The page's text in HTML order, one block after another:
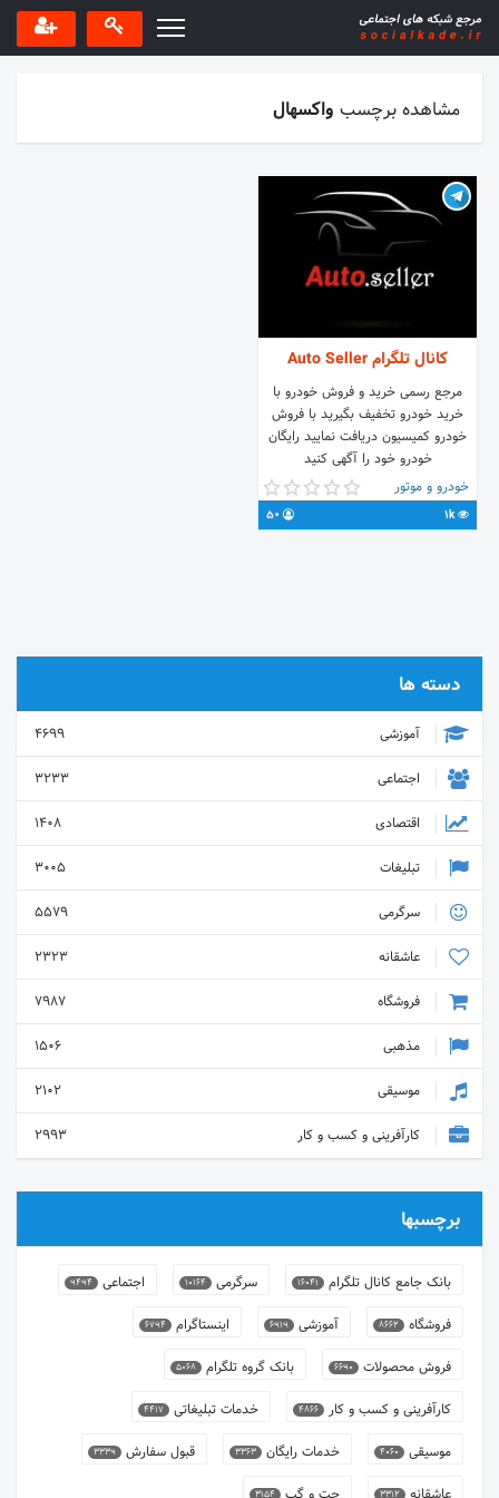
مشاهده برچسب واکسهال
کانال تلگرام Auto Seller
مرجع رسمی خرید و فروش خودرو با
خرید خودرو تخفیف بگیرید با فروش
خودرو کمیسیون دریافت نمایید رایگان
خودرو خود را آگهی کنید
خودرو و موتور
1k
دسته ها
آموزشی
4699
اجتماعی
3233
اقتصادی
1408
تبلیغات
3005
سرگرمی
5579
عاشقانه
2323
فروشگاه
7987
مذهبی
1506
موسیقی
2102
کارآفرینی و کسب و کار
2993
برچسبها
بانک جامع کانال تلگرام 16041 سرگرمی 10164 اجتماعی 9494
فروشگاه 8662 آموزشی 6919 اینستاگرام 6794
فروش محصولات 6690 بانک گروه تلگرام 5068
کارآفرینی و کسب و کار 4866 خدمات تبلیغاتی 4417
موسیقی 4060 خدمات رایگان 3363 قبول سفارش 3339